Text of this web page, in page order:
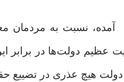
آمده، نسبت به
دولت‌ها در برابر
دولت هیچ عذری در تضییع